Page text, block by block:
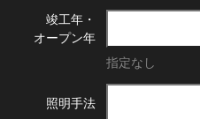
竣工年・
オープン年
指定なし
照明手法